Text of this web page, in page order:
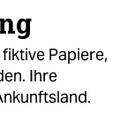
Papiere,
Ihre